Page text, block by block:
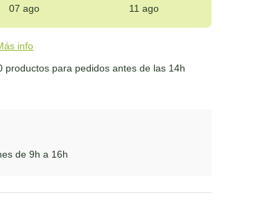
07 ago
11 ago
info
productos para pedidos antes de las 14h
de 9h a 16h